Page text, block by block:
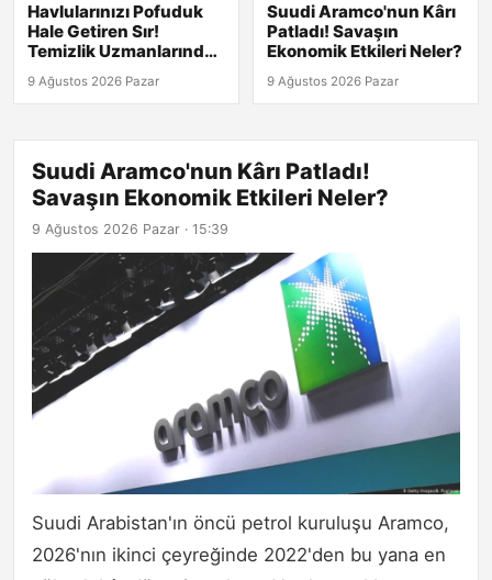
Havlularınızı Pofuduk
Hale Getiren Sır!
Temizlik Uzmanlarından
Yumuşatıcıya Gerek
Yok!
9 Ağustos 2026 Pazar
Suudi Aramco'nun Kârı
Patladı! Savaşın
Ekonomik Etkileri Neler?
9 Ağustos 2026 Pazar
Suudi Aramco'nun Kârı Patladı!
Savaşın Ekonomik Etkileri Neler?
9 Ağustos 2026 Pazar · 15:39
Suudi Arabistan'ın öncü petrol kuruluşu Aramco,
2026'nın ikinci çeyreğinde 2022'den bu yana en